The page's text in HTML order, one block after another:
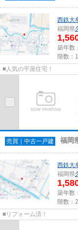
西鉄大
福岡県
築年数
階数：
■人気の平屋住宅！
売買｜中古一戸建 福岡
西鉄大
福岡県
築年数
階数：
■リフォーム済！